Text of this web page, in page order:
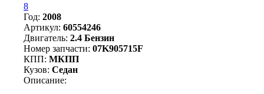
8
Год: 2008
Артикул: 60554246
Двигатель: 2.4 Бензин
Номер запчасти: 07K905715F
КПП: МКПП
Кузов: Седан
Описание: